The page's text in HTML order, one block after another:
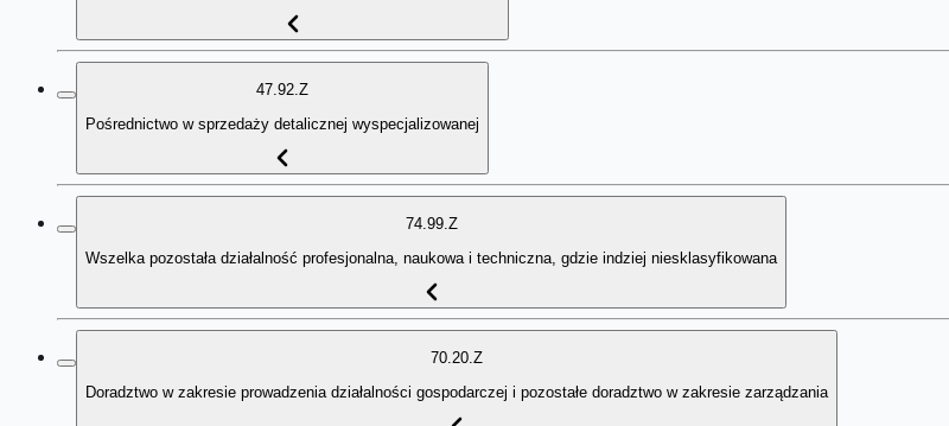
47.92.Z
Pośrednictwo w sprzedaży detalicznej wyspecjalizowanej
74.99.Z
Wszelka pozostała działalność profesjonalna, naukowa i techniczna, gdzie indziej niesklasyfikowana
70.20.Z
Doradztwo w zakresie prowadzenia działalności gospodarczej i pozostałe doradztwo w zakresie zarządzania